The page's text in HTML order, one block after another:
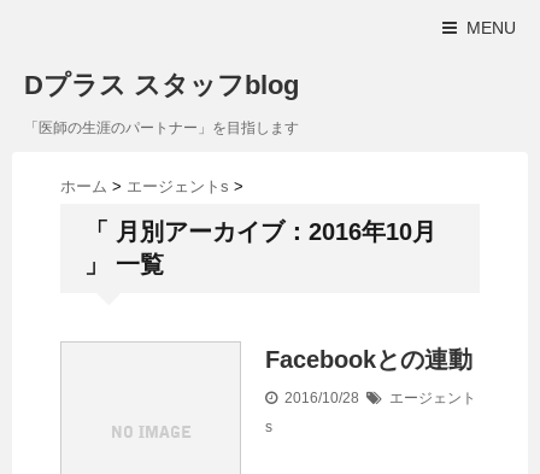
MENU
Dプラス スタッフblog
「医師の生涯のパートナー」を目指します
ホーム > エージェントs >
「 月別アーカイブ：2016年10月
」 一覧
Facebookとの連動
2016/10/28
エージェント
s